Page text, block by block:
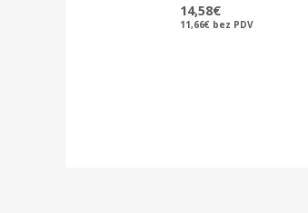
14,58€
11,66€ bez PDV